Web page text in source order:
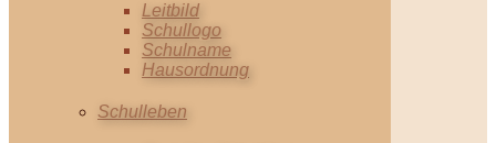
Leitbild
Schullogo
Schulname
Hausordnung
Schulleben